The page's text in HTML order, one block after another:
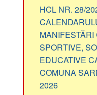
HCL NR. 28/
SPORTIVE,
EDUCATIVE
COMUNA
2026